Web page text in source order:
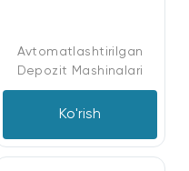
Avtomatlashtirilgan
Depozit Mashinalari
Ko'rish